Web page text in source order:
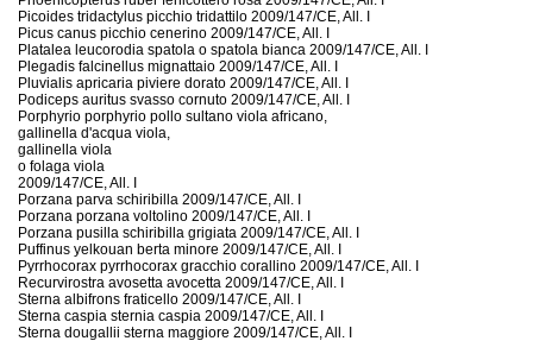
Picoides tridactylus picchio tridattilo 2009/147/CE, All. I
Picus canus picchio cenerino 2009/147/CE, All. I
Platalea leucorodia spatola o spatola bianca 2009/147/CE, All. I
Plegadis falcinellus mignattaio 2009/147/CE, All. I
Pluvialis apricaria piviere dorato 2009/147/CE, All. I
Podiceps auritus svasso cornuto 2009/147/CE, All. I
Porphyrio porphyrio pollo sultano viola africano,
gallinella d'acqua viola,
gallinella viola
o folaga viola
2009/147/CE, All. I
Porzana parva schiribilla 2009/147/CE, All. I
Porzana porzana voltolino 2009/147/CE, All. I
Porzana pusilla schiribilla grigiata 2009/147/CE, All. I
Puffinus yelkouan berta minore 2009/147/CE, All. I
Pyrrhocorax pyrrhocorax gracchio corallino 2009/147/CE, All. I
Recurvirostra avosetta avocetta 2009/147/CE, All. I
Sterna albifrons fraticello 2009/147/CE, All. I
Sterna caspia sternia caspia 2009/147/CE, All. I
Sterna dougallii sterna maggiore 2009/147/CE, All. I